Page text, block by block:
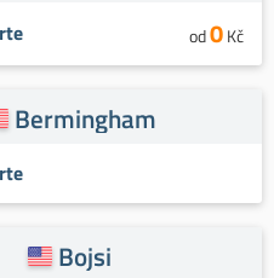
od0Kč
Bermingham
Bojsi